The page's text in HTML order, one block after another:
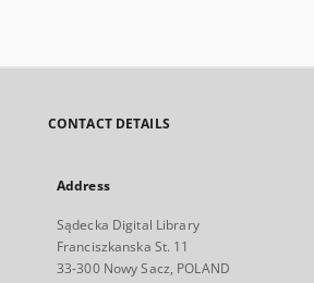
CONTACT DETAILS
Address
Sądecka Digital Library
Franciszkanska St. 11
33-300 Nowy Sacz, POLAND